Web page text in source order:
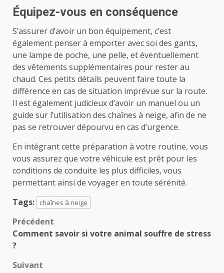
Équipez-vous en conséquence
S’assurer d’avoir un bon équipement, c’est
également penser à emporter avec soi des gants,
une lampe de poche, une pelle, et éventuellement
des vêtements supplémentaires pour rester au
chaud. Ces petits détails peuvent faire toute la
différence en cas de situation imprévue sur la route.
Il est également judicieux d’avoir un manuel ou un
guide sur l’utilisation des chaînes à neige, afin de ne
pas se retrouver dépourvu en cas d’urgence.
En intégrant cette préparation à votre routine, vous
vous assurez que votre véhicule est prêt pour les
conditions de conduite les plus difficiles, vous
permettant ainsi de voyager en toute sérénité.
Tags:
chaînes à neige
Navigation
d’article
Précédent
Comment savoir si votre animal souffre de stress
?
Suivant